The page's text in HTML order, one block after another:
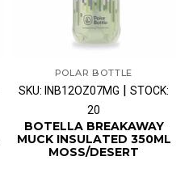
POLAR BOTTLE
SKU: INB12OZ07MG
STOCK:
20
BOTELLA BREAKAWAY
MUCK INSULATED 350ML
MOSS/DESERT